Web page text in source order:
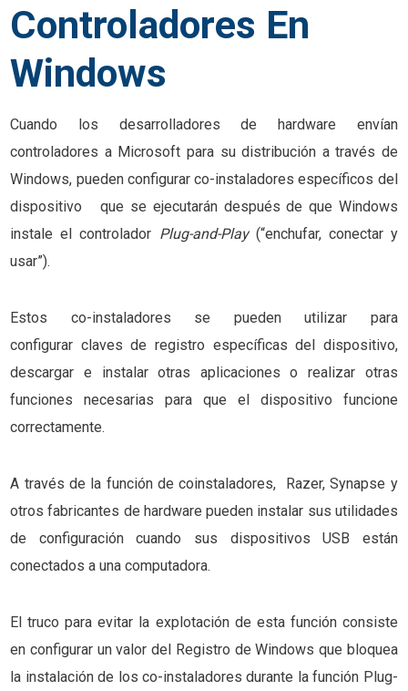
Controladores En
Windows
Cuando los desarrolladores de hardware envían
controladores a Microsoft para su distribución a través de
Windows, pueden configurar co-instaladores específicos del
dispositivo que se ejecutarán después de que Windows
instale el controlador Plug-and-Play (“enchufar, conectar y
usar”).
Estos co-instaladores se pueden utilizar para
configurar claves de registro específicas del dispositivo,
descargar e instalar otras aplicaciones o realizar otras
funciones necesarias para que el dispositivo funcione
correctamente.
A través de la función de coinstaladores, Razer, Synapse y
otros fabricantes de hardware pueden instalar sus utilidades
de configuración cuando sus dispositivos USB están
conectados a una computadora.
El truco para evitar la explotación de esta función consiste
en configurar un valor del Registro de Windows que bloquea
la instalación de los co-instaladores durante la función Plug-